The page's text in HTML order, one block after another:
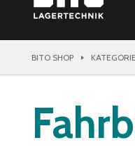
BITO SHOP